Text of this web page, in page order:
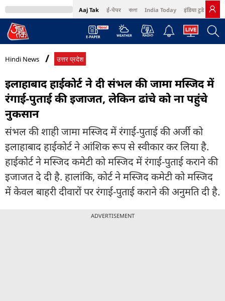
Aaj Tak ई-पेपर বাংলা India Today इंडिया टुडे हिंदी
MumbaiTak Cosmopolitan Harper's Bazaar Northeast
Hindi News उत्तर प्रदेश
इलाहाबाद हाईकोर्ट ने दी संभल की जामा मस्जिद में
रंगाई-पुताई की इजाजत, लेकिन ढांचे को ना पहुंचे
नुकसान
संभल की शाही जामा मस्जिद में रंगाई-पुताई की अर्जी को
इलाहाबाद हाईकोर्ट ने आंशिक रूप से स्वीकार कर लिया है.
हाईकोर्ट ने मस्जिद कमेटी को मस्जिद में रंगाई-पुताई कराने की
इजाजत दे दी है. हालांकि, कोर्ट ने मस्जिद कमेटी को मस्जिद
में केवल बाहरी दीवारों पर रंगाई-पुताई कराने की अनुमति दी है.
ADVERTISEMENT